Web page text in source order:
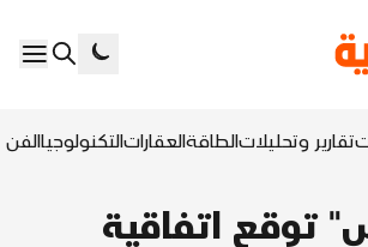
تقارير وتحليلاتالطاقةالعقاراتالتكنولوجياالفن
توقع اتفاقية